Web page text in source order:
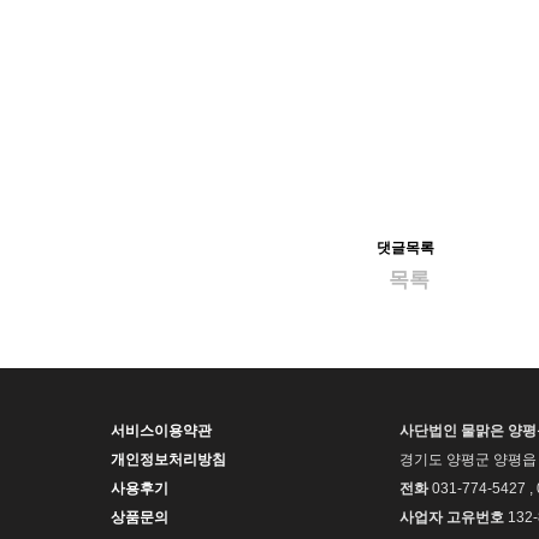
댓글목록
목록
서비스이용약관
개인정보처리방침
사용후기
상품문의
사단법인 물맑은 양
경기도 양평군 양평
전화031-774-5427 ,
사업자 고유번호